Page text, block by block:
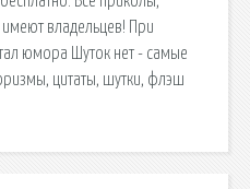
владельцев! При
юмора Шуток нет - самые
цитаты, шутки, флэш